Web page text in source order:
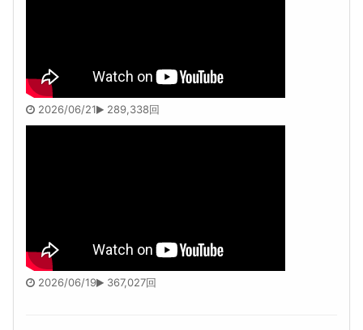
2026/06/21 289,338回
2026/06/19 367,027回